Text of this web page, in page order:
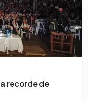
recorde de